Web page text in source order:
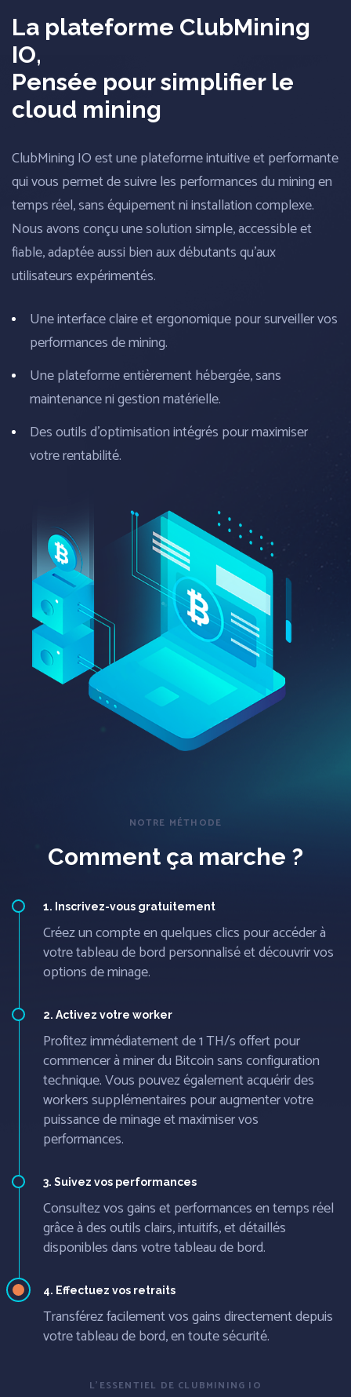
La plateforme ClubMining
IO,
Pensée pour simplifier le
cloud mining
ClubMining IO est une plateforme intuitive et performante
qui vous permet de suivre les performances du mining en
temps réel, sans équipement ni installation complexe.
Nous avons conçu une solution simple, accessible et
fiable, adaptée aussi bien aux débutants qu’aux
utilisateurs expérimentés.
Une interface claire et ergonomique pour surveiller vos
performances de mining.
Une plateforme entièrement hébergée, sans
maintenance ni gestion matérielle.
Des outils d’optimisation intégrés pour maximiser
votre rentabilité.
NOTRE MÉTHODE
Comment ça marche ?
1. Inscrivez-vous gratuitement
Créez un compte en quelques clics pour accéder à
votre tableau de bord personnalisé et découvrir vos
options de minage.
2. Activez votre worker
Profitez immédiatement de 1 TH/s offert pour
commencer à miner du Bitcoin sans configuration
technique. Vous pouvez également acquérir des
workers supplémentaires pour augmenter votre
puissance de minage et maximiser vos
performances.
3. Suivez vos performances
Consultez vos gains et performances en temps réel
grâce à des outils clairs, intuitifs, et détaillés
disponibles dans votre tableau de bord.
4. Effectuez vos retraits
Transférez facilement vos gains directement depuis
votre tableau de bord, en toute sécurité.
L'ESSENTIEL DE CLUBMINING IO